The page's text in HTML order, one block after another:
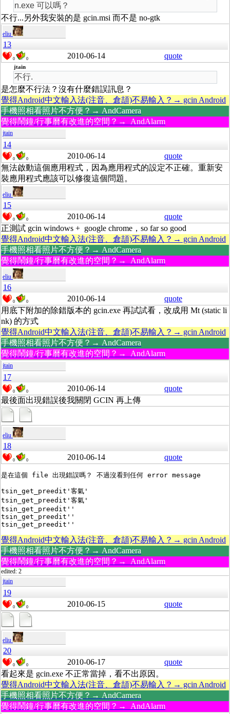
n.exe 可以嗎？
不行...另外我安裝的是 gcin.msi 而不是 no-gtk
eliu
13
0 0 2010-06-14 quote
jtain
不行.
是怎麼不行法？沒有什麼錯誤訊息？
覺得Android中文輸入法(注音、倉頡)不易輸入？→ gcin Android
手機照相看照片不方便？→ AndCamera
覺得鬧鐘/行事曆有改進的空間？→ AndAlarm
jtain
14
0 0 2010-06-14
quote
無法啟動這個應用程式，因為應用程式的設定不正確。重新安
裝應用程式應該可以修復這個問題。
eliu
15
0 0 2010-06-14
quote
正測試 gcin windows + google chrome，so far so good
覺得Android中文輸入法(注音、倉頡)不易輸入？→ gcin Android
手機照相看照片不方便？→ AndCamera
覺得鬧鐘/行事曆有改進的空間？→ AndAlarm
eliu
16
0 0 2010-06-14
quote
用底下附加的除錯版本的 gcin.exe 再試試看，改成用 Mt (static li
nk) 的方式
覺得Android中文輸入法(注音、倉頡)不易輸入？→ gcin Android
手機照相看照片不方便？→ AndCamera
覺得鬧鐘/行事曆有改進的空間？→ AndAlarm
jtain
17
0 0 2010-06-14
quote
最後面出現錯誤後我關閉 GCIN 再上傳
eliu
18
0 0 2010-06-14 quote
tsin_get_preedit'客氣'
tsin_get_preedit'客氣'
tsin_get_preedit''
tsin_get_preedit''
覺得Android中文輸入法(注音、倉頡)不易輸入？→ gcin Android
手機照相看照片不方便？→ AndCamera
覺得鬧鐘/行事曆有改進的空間？→ AndAlarm
edited: 2
jtain
19
0 0 2010-06-15 quote
eliu
20
0 0 2010-06-17
quote
看起來是 gcin.exe 不正常當掉，看不出原因。
覺得Android中文輸入法(注音、倉頡)不易輸入？→ gcin Android
手機照相看照片不方便？→ AndCamera
覺得鬧鐘/行事曆有改進的空間？→ AndAlarm